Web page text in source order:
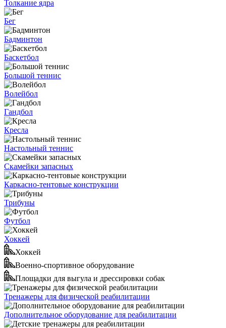
Толкание ядра
Бег
Бадминтон
Баскетбол
Большой теннис
Волейбол
Гандбол
Кресла
Настольный теннис
Скамейки запасных
Каркасно-тентовые конструкции
Трибуны
Футбол
Хоккей
Хоккей
Военно-спортивное оборудование
Площадки для выгула и дрессировки собак
Тренажеры для физической реабилитации
Дополнительное оборудование для реабилитации